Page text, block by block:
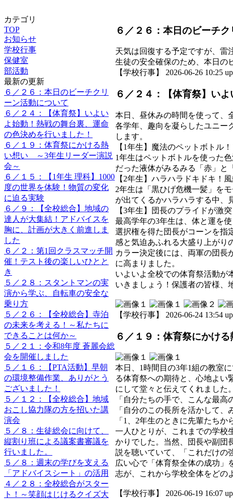
カテゴリ
TOP
お知らせ
学校行事
保健室
部活動
最新の更新
６／２６：本日のビーチクリ
ーン活動について
６／２４：【体育祭】いよい
よ始動！熱戦の舞台裏、運命
の色決めを行いました！
６／１９：体育祭にかける熱
い想い ～3年生リーダー演説
会～
６／１５：【1年生 理科】1000
度の世界を体験！物質の変化
に迫る実験
６／９：【全校総合】地域の
達人が大集結！アドバイスを
胸に、計画が大きく前進しま
した
６／２：第1回クラスマッチ開
催！テスト後の楽しいひとと
き
５／２８：スタントマンの実
演から学ぶ、自転車の安全な
乗り方
５／２６：【全校総合】寺泊
の未来を考える！～私たちに
できることは何か～
５／２１：令和8年度 蒼麗会総
会を開催しました
５／１６：【PTA活動】早朝
の環境整備作業、ありがとう
ございました！
５／１２：【全校総合】地域
おこし協力隊の方を招いた講
演会
５／８：生徒総会に向けて、
縦割り班による議案書審議を
行いました。
５／８：週末の学びを支える
「アドバイスシート」の活用
４／２８：全校総合がスター
ト！～笑顔はじけるクイズ大
６／２６：本日のビーチ
天気は回復する予定ですが、雷
生徒の安全確保のため、本日の
【学校行事】 2026-06-26 10:25
６／２４：【体育祭】い
本日、昼休みの時間を使って、
各学年、趣向を凝らしたユニー
します。
【1年生】魔法のペットボトル
1年生はペットボトルを使った
だった液体がみるみる「赤」と
【2年生】ハラハラドキドキ！
2年生は「黒ひげ危機一髪」を
が出てくるかハラハラする中、
【3年生】団長のプライドが激
最高学年の3年生は、体と運を
選択権を得た団長がコーンを指
感と気迫あふれる大盛り上がり
カラー決定後には、両軍の団長
に高まりました。
いよいよ全校での体育祭活動が
いきましょう！保護者の皆様、
【学校行事】 2026-06-24 13:54
６／１９：体育祭にかけ
本日、1時間目の3年1組の教室
る体育祭への期待と、心地よい
にして堂々と伝えてくれました。
「自分たちの手で、こんな最高
「自分のこの長所を活かして、
「1、2年生のときに先輩たち
一人ひとりが、これまでの学校
かりでした。当然、団長や副団
説を聴いていて、「これだけの
広い心で「体育祭全体の成功」
志が、これから学校全体をどの
【学校行事】 2026-06-19 16:07